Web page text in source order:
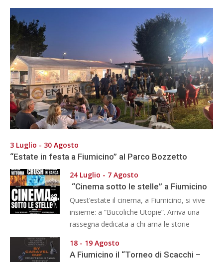
3 Luglio - 30 Agosto
“Estate in festa a Fiumicino” al Parco Bozzetto
24 Luglio - 7 Agosto
“Cinema sotto le stelle” a Fiumicino
Quest’estate il cinema, a Fiumicino, si vive
insieme: a “Bucoliche Utopie”. Arriva una
rassegna dedicata a chi ama le storie
18 - 19 Agosto
A Fiumicino il “Torneo di Scacchi –